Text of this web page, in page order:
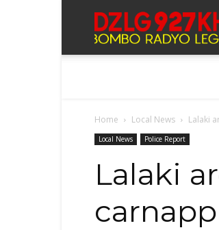
Home Local News Lalaki
Local News Police Report
Lalaki